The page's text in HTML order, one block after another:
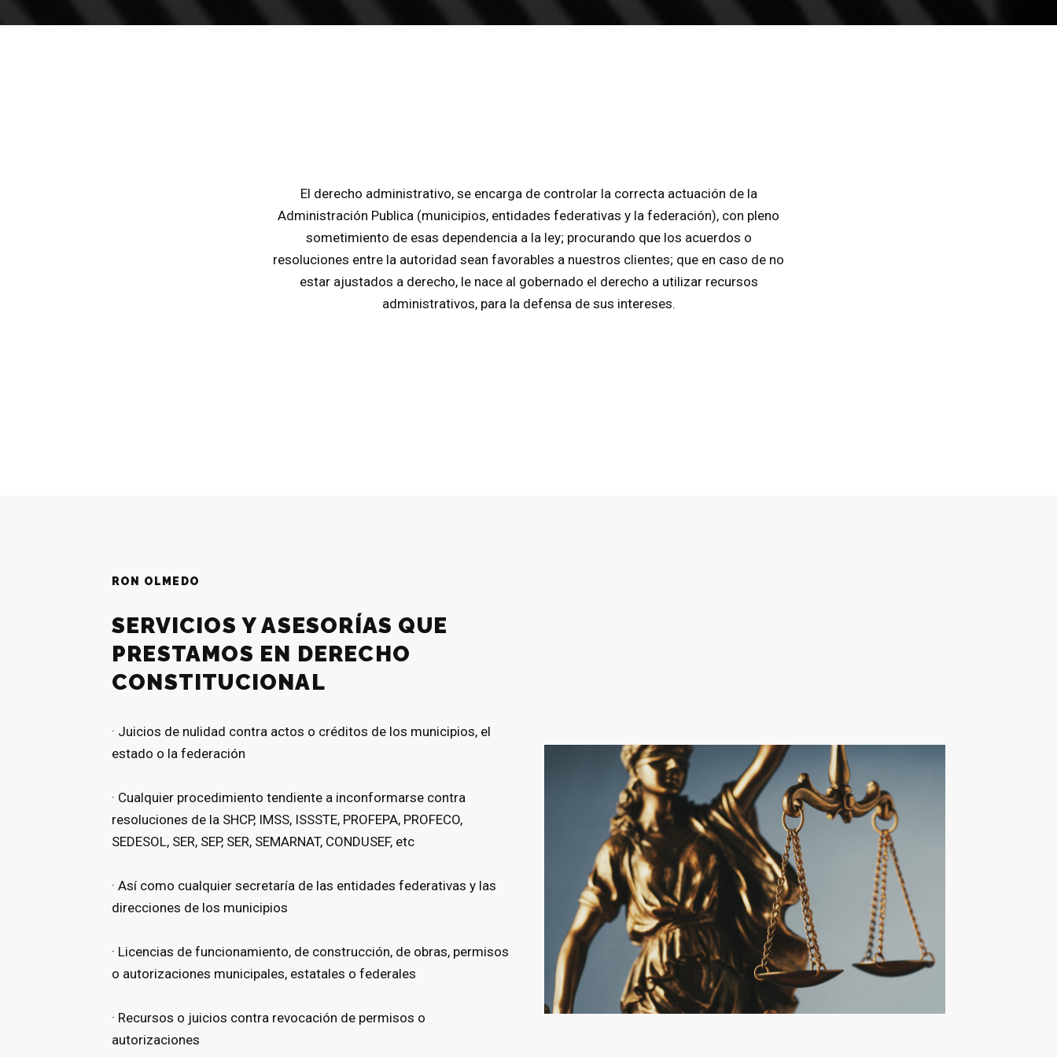
El derecho administrativo, se encarga de controlar la correcta actuación de la
Administración Publica (municipios, entidades federativas y la federación), con pleno
sometimiento de esas dependencia a la ley; procurando que los acuerdos o
resoluciones entre la autoridad sean favorables a nuestros clientes; que en caso de no
estar ajustados a derecho, le nace al gobernado el derecho a utilizar recursos
administrativos, para la defensa de sus intereses.
RON OLMEDO
SERVICIOS Y ASESORÍAS QUE
PRESTAMOS EN DERECHO
CONSTITUCIONAL
· Juicios de nulidad contra actos o créditos de los municipios, el
estado o la federación
· Cualquier procedimiento tendiente a inconformarse contra
resoluciones de la SHCP, IMSS, ISSSTE, PROFEPA, PROFECO,
SEDESOL, SER, SEP, SER, SEMARNAT, CONDUSEF, etc
· Así como cualquier secretaría de las entidades federativas y las
direcciones de los municipios
· Licencias de funcionamiento, de construcción, de obras, permisos
o autorizaciones municipales, estatales o federales
· Recursos o juicios contra revocación de permisos o
autorizaciones